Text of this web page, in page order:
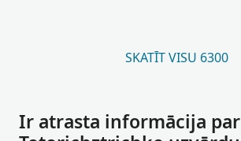
SKATĪT VISU 6300
Ir atrasta informācija par